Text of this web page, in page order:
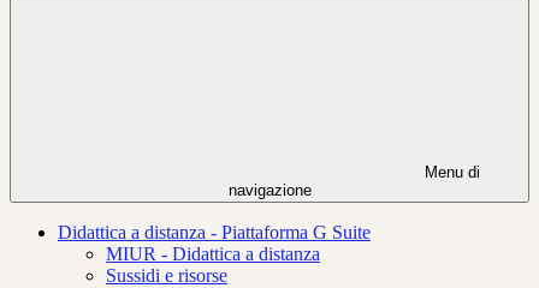
Menu di
navigazione
Didattica a distanza - Piattaforma G Suite
MIUR - Didattica a distanza
Sussidi e risorse